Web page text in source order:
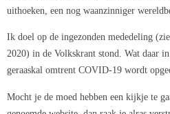
uithoeken, een nog waanzinniger
Ik doel op de ingezonden mededeling
2020) in de Volkskrant stond. Wat daar
geraaskal omtrent COVID-19 wordt
Mocht je de moed hebben een kijkje te